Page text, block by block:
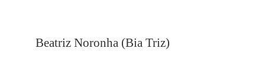
Beatriz Noronha (Bia Triz)